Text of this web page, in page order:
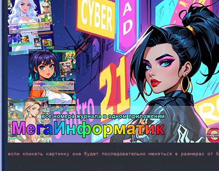
если кликать картинку она будет последовательно меняться в размерах от